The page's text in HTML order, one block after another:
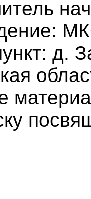
д.